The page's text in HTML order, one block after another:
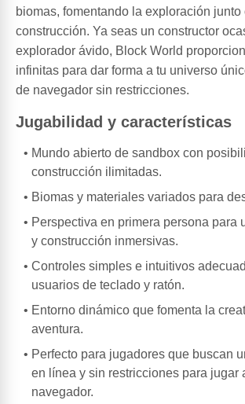
biomas, fomentando la exploración junto
construcción. Ya seas un constructor
explorador ávido, Block World
infinitas para dar forma a tu universo
de navegador sin restricciones.
Jugabilidad y características
Mundo abierto de sandbox con
construcción ilimitadas.
Biomas y materiales variados para
Perspectiva en primera persona para
y construcción inmersivas.
Controles simples e intuitivos
usuarios de teclado y ratón.
Entorno dinámico que fomenta la
aventura.
Perfecto para jugadores que buscan
en línea y sin restricciones para jugar
navegador.